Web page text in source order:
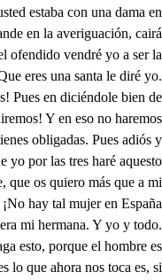
estaba con una dama en
en la averiguación, cairá
ofendido vendré yo a ser la
eres una santa le diré yo.
Pues en diciéndole bien de
Y en eso no haremos
obligadas. Pues adiós y
yo por las tres haré aquesto
que os quiero más que a mi
hay tal mujer en España
mi hermana. Y yo y todo.
esto, porque el hombre es
lo que ahora nos toca es, si